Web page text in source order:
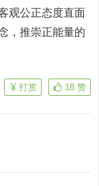
观公正态度直面
，推崇正能量的
18 赞
打赏